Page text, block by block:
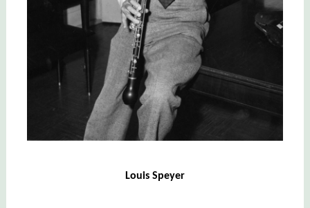
Louis Speyer